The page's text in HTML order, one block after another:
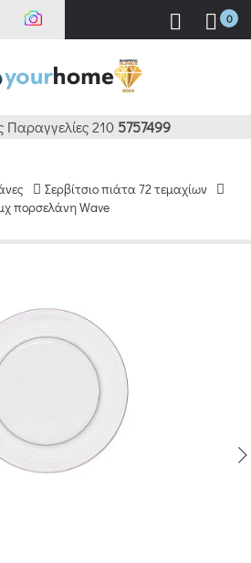
0
Παραγγελίες 210 5757499
Σερβίτσιο πιάτα 72 τεμαχίων
πορσελάνη Wave